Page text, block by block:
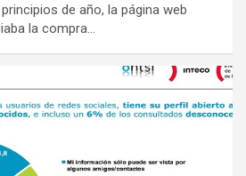
de año, la página web
la compra…